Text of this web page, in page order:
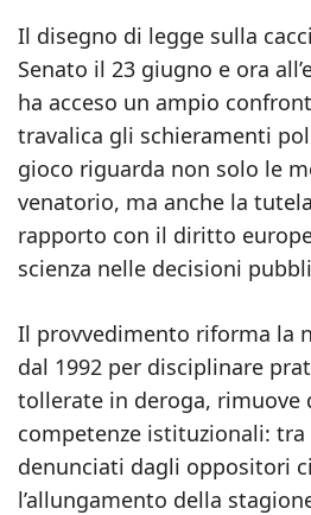
Il disegno di legge sulla
Senato il 23 giugno e ora
ha acceso un ampio
travalica gli schieramenti
gioco riguarda non solo le
venatorio, ma anche la
rapporto con il diritto
scienza nelle decisioni
Il provvedimento riforma la
dal 1992 per disciplinare
tollerate in deroga, rimuove
competenze istituzionali:
denunciati dagli oppositori
l’allungamento della